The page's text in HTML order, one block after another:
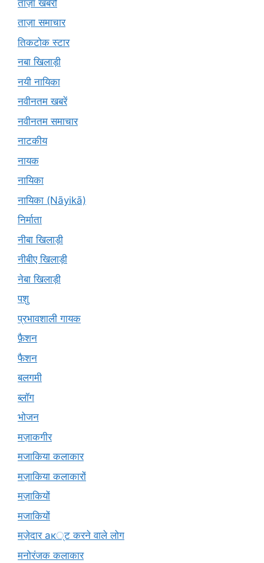
ताज़ा खबरों
ताज़ा समाचार
तिकटोक स्टार
नबा खिलाड़ी
नयी नायिका
नवीनतम खबरें
नवीनतम समाचार
नाटकीय
नायक
नायिका
नायिका (Nāyikā)
निर्माता
नीबा खिलाड़ी
नीबीए खिलाड़ी
नेबा खिलाड़ी
पशु
प्रभावशाली गायक
फ़ैशन
फैशन
बलगमी
ब्लॉग
भोजन
मज़ाकगीर
मजाकिया कलाकार
मज़ाकिया कलाकारों
मज़ाकियों
मजाकियों
मज़ेदार ак्ट करने वाले लोग
मनोरंजक कलाकार